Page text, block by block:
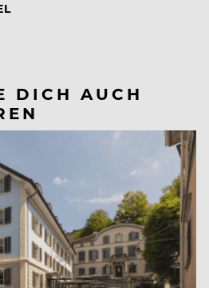
DICH AUCH